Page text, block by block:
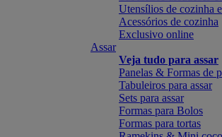
Utensílios de cozinha
Acessórios de cozinha
Exclusivo online
Assar
Veja tudo para assar
Panelas & Formas de
Tabuleiros para assar
Sets para assar
Formas para Bolos
Formas para tortas